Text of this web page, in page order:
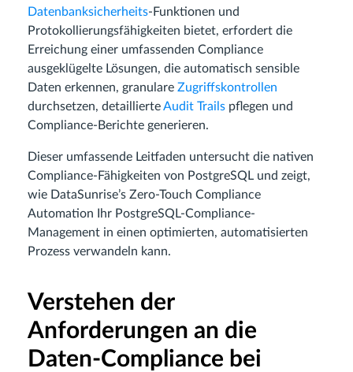
Datenbanksicherheits-Funktionen und
Protokollierungsfähigkeiten bietet, erfordert die
Erreichung einer umfassenden Compliance
ausgeklügelte Lösungen, die automatisch sensible
Daten erkennen, granulare Zugriffskontrollen
durchsetzen, detaillierteAudit Trails pflegen und
Compliance-Berichte generieren.
Dieser umfassende Leitfaden untersucht die nativen
Compliance-Fähigkeiten von PostgreSQL und zeigt,
wie DataSunrise’s Zero-Touch Compliance
Automation Ihr PostgreSQL-Compliance-
Management in einen optimierten, automatisierten
Prozess verwandeln kann.
Verstehen der
Anforderungen an die
Daten-Compliance bei